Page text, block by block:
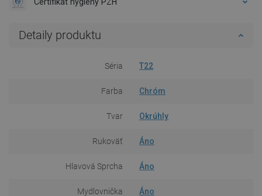
Detaily produktu
Séria T22
Farba Chróm
Tvar Okrúhly
Rukoväť Áno
Hlavová Sprcha Áno
Mydlovnička Áno